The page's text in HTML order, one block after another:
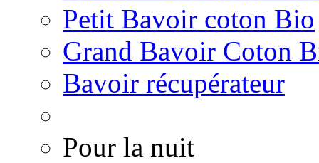
Petit Bavoir coton Bio
Grand Bavoir Coton
Bavoir récupérateur
Pour la nuit